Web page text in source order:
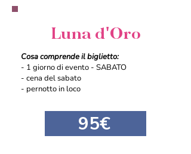
Luna d'Oro
Cosa comprende il biglietto:
- 1 giorno di evento - SABATO
- cena del sabato
- pernotto in loco
95€